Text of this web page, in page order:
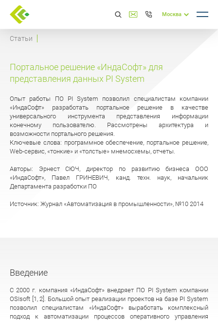
Москва
Статьи
Портальное решение «ИндаСофт» для
представления данных PI System
Опыт работы ПО PI System позволил специалистам компании
«ИндаСофт» разработать портальное решение в качестве
универсального инструмента представления информации
конечному пользователю. Рассмотрены архитектура и
возможности портального решения.
Ключевые слова: программное обеспечение, портальное решение,
Web-сервис, «тонкие» и «толстые» мнемосхемы, отчеты.
Авторы: Эрнест СЮЧ, директор по развитию бизнеса ООО
«ИндаСофт», Павел ГРИНЕВИЧ, канд. техн. наук, начальник
Департамента разработки ПО
Источник: Журнал «Автоматизация в промышленности», №10 2014
Введение
C 2000 г. компания «ИндаСофт» внедряет ПО PI System компании
OSIsoft [1, 2]. Большой опыт реализации проектов на базе PI System
позволил специалистам «ИндаСофт» выработать комплексный
подход к автоматизации процессов оперативного управления